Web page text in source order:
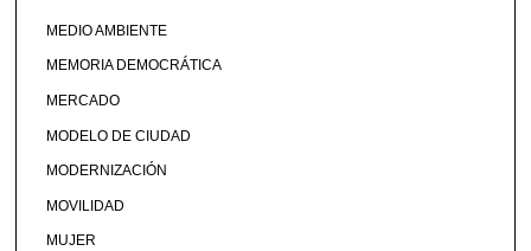
MEDIO AMBIENTE
MEMORIA DEMOCRÁTICA
MERCADO
MODELO DE CIUDAD
MODERNIZACIÓN
MOVILIDAD
MUJER